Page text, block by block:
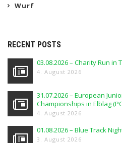
Wurf
RECENT POSTS
03.08.2026 – Charity Run in
4. August 2026
31.07.2026 – European
Championships in Elblag
4. August 2026
01.08.2026 – Blue Track
3. August 2026